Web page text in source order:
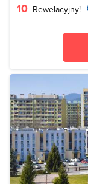
10 Rewelacyjny!